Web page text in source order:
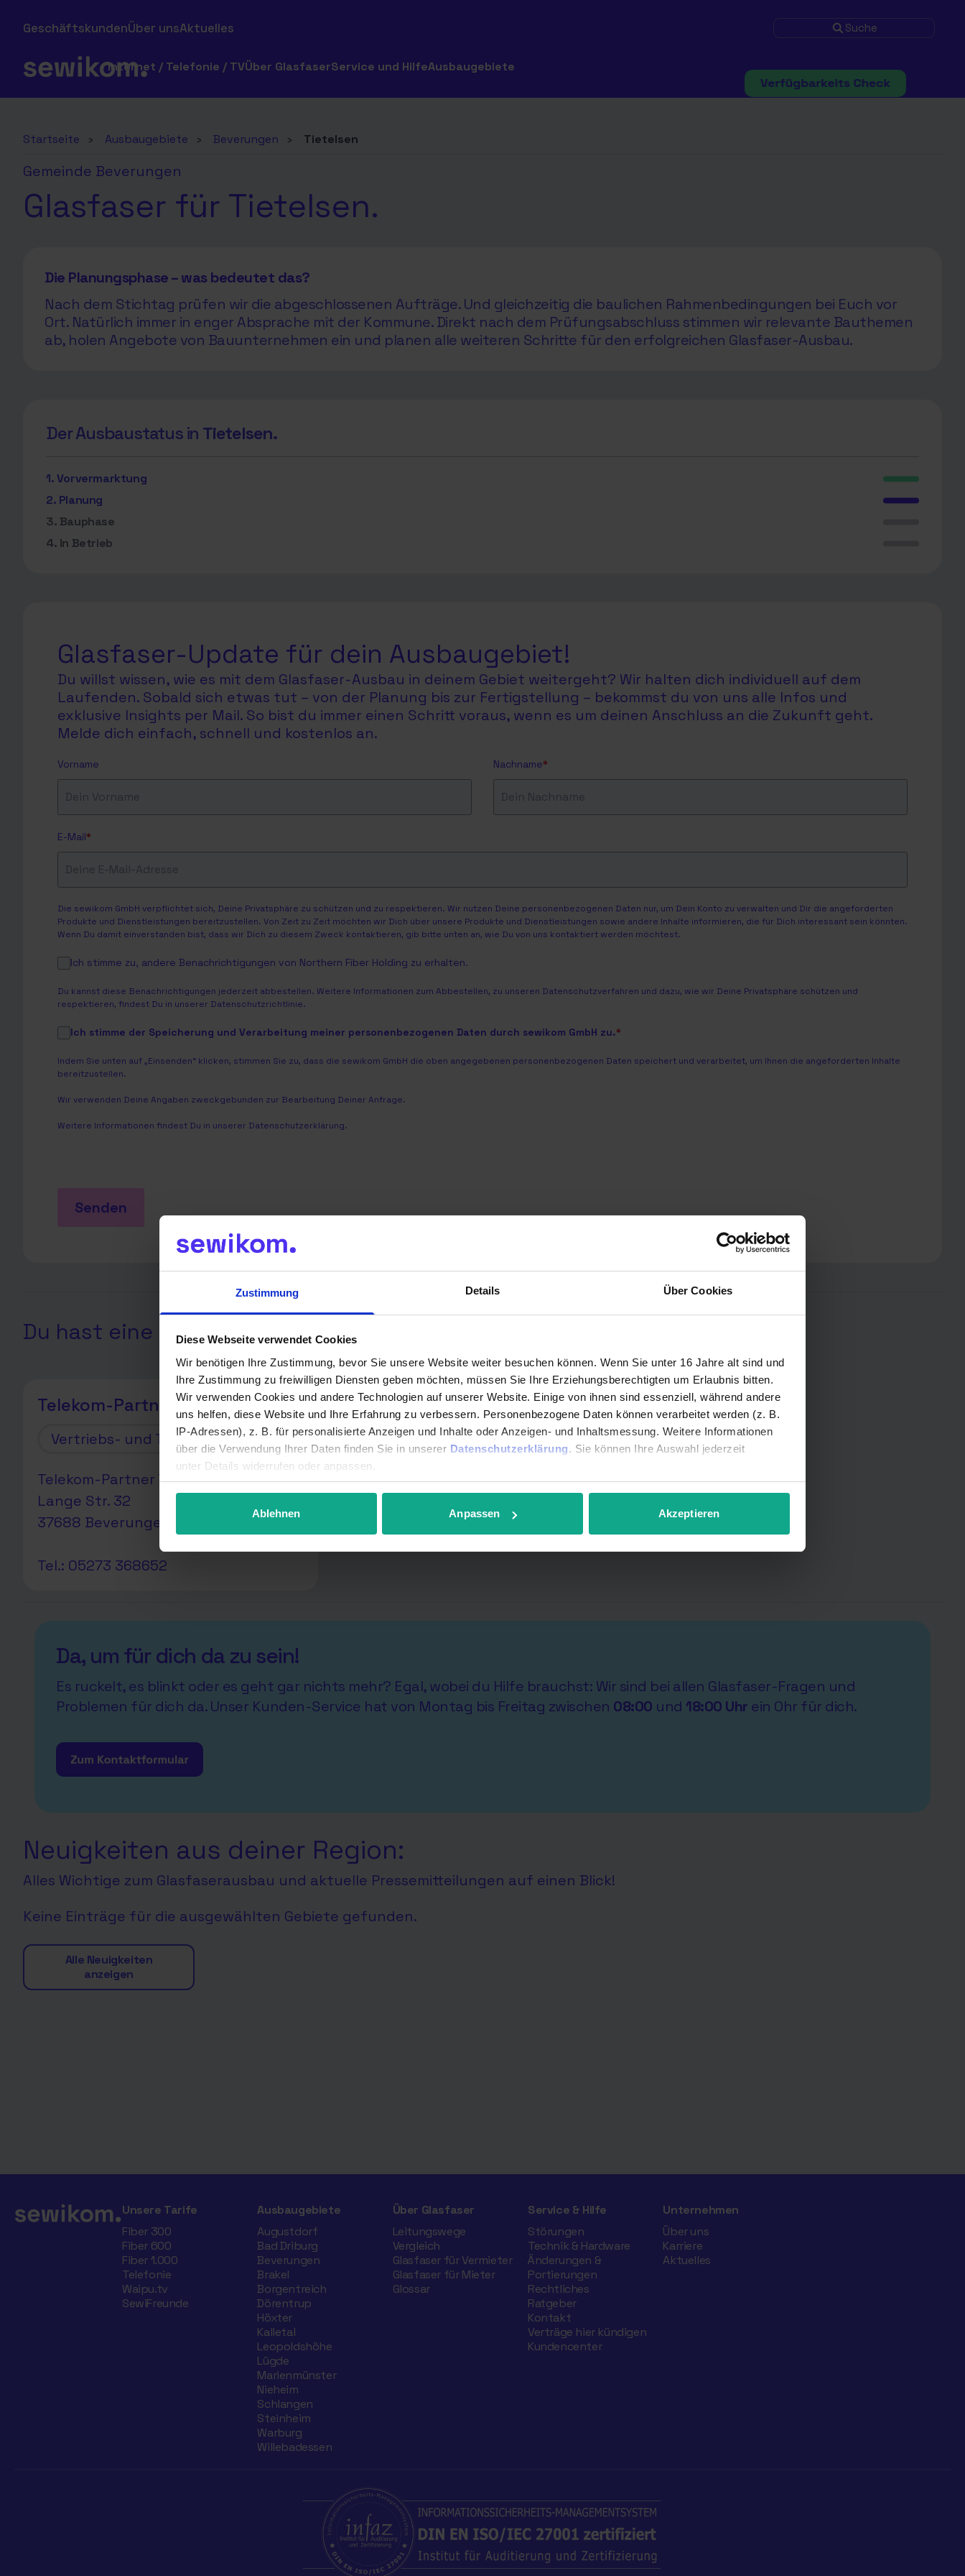
Zustimmung Details Über Cookies
Diese Webseite verwendet Cookies
Wir benötigen Ihre Zustimmung, bevor Sie unsere Website weiter besuchen können. Wenn Sie unter 16 Jahre alt sind und
Ihre Zustimmung zu freiwilligen Diensten geben möchten, müssen Sie Ihre Erziehungsberechtigten um Erlaubnis bitten.
Wir verwenden Cookies und andere Technologien auf unserer Website. Einige von ihnen sind essenziell, während andere
uns helfen, diese Website und Ihre Erfahrung zu verbessern. Personenbezogene Daten können verarbeitet werden (z. B.
IP-Adressen), z. B. für personalisierte Anzeigen und Inhalte oder Anzeigen- und Inhaltsmessung. Weitere Informationen
über die Verwendung Ihrer Daten finden Sie in unserer Datenschutzerklärung. Sie können Ihre Auswahl jederzeit
unter Details widerrufen oder anpassen.
Ablehnen Anpassen Akzeptieren
GeschäftskundenÜber unsAktuelles Suche
Internet / Telefonie / TVÜber GlasfaserService und HilfeAusbaugebiete
Startseite › Ausbaugebiete › Beverungen › Tietelsen
Gemeinde Beverungen
Glasfaser für Tietelsen.
Die Planungsphase – was bedeutet das?
Nach dem Stichtag prüfen wir die abgeschlossenen Aufträge. Und gleichzeitig die baulichen Rahmenbedingungen bei Euch vor
Ort. Natürlich immer in enger Absprache mit der Kommune. Direkt nach dem Prüfungsabschluss stimmen wir relevante Bauthemen
ab, holen Angebote von Bauunternehmen ein und planen alle weiteren Schritte für den erfolgreichen Glasfaser-Ausbau.
Der Ausbaustatus in Tietelsen.
1. Vorvermarktung
2. Planung
3. Bauphase
4. In Betrieb
Glasfaser-Update für dein Ausbaugebiet!
Du willst wissen, wie es mit dem Glasfaser-Ausbau in deinem Gebiet weitergeht? Wir halten dich individuell auf dem
Laufenden. Sobald sich etwas tut – von der Planung bis zur Fertigstellung – bekommst du von uns alle Infos und
exklusive Insights per Mail. So bist du immer einen Schritt voraus, wenn es um deinen Anschluss an die Zukunft geht.
Melde dich einfach, schnell und kostenlos an.
Vorname Nachname*
E-Mail*
Die sewikom GmbH verpflichtet sich, Deine Privatsphäre zu schützen und zu respektieren. Wir nutzen Deine personenbezogenen Daten nur, um Dein Konto zu verwalten und Dir die angeforderten
Produkte und Dienstleistungen bereitzustellen. Von Zeit zu Zeit möchten wir Dich über unsere Produkte und Dienstleistungen sowie andere Inhalte informieren, die für Dich interessant sein könnten.
Wenn Du damit einverstanden bist, dass wir Dich zu diesem Zweck kontaktieren, gib bitte unten an, wie Du von uns kontaktiert werden möchtest.
Ich stimme zu, andere Benachrichtigungen von Northern Fiber Holding zu erhalten.
Du kannst diese Benachrichtigungen jederzeit abbestellen. Weitere Informationen zum Abbestellen, zu unseren Datenschutzverfahren und dazu, wie wir Deine Privatsphäre schützen und
respektieren, findest Du in unserer Datenschutzrichtlinie.
Ich stimme der Speicherung und Verarbeitung meiner personenbezogenen Daten durch sewikom GmbH zu.*
Indem Sie unten auf „Einsenden“ klicken, stimmen Sie zu, dass die sewikom GmbH die oben angegebenen personenbezogenen Daten speichert und verarbeitet, um Ihnen die angeforderten Inhalte
bereitzustellen.
Wir verwenden Deine Angaben zweckgebunden zur Bearbeitung Deiner Anfrage.
Weitere Informationen findest Du in unserer Datenschutzerklärung.
Senden
Du hast eine Frage? Hier sind unsere Ansprechpartner in deiner Region:
Telekom-Partner Telebaumann
Vertriebs- und Technikpartner
Telekom-Partner Telebaumann
Lange Str. 32
37688 Beverungen
Tel.: 05273 368652
Da, um für dich da zu sein!
Es ruckelt, es blinkt oder es geht gar nichts mehr? Egal, wobei du Hilfe brauchst: Wir sind bei allen Glasfaser-Fragen und
Problemen für dich da. Unser Kunden-Service hat von Montag bis Freitag zwischen 08:00 und 18:00 Uhr ein Ohr für dich.
Neuigkeiten aus deiner Region:
Alles Wichtige zum Glasfaserausbau und aktuelle Pressemitteilungen auf einen Blick!
Keine Einträge für die ausgewählten Gebiete gefunden.
Alle Neuigkeiten
anzeigen
Unsere Tarife
Fiber 300
Fiber 600
Fiber 1.000
Telefonie
Waipu.tv
SewiFreunde
Ausbaugebiete
Augustdorf
Bad Driburg
Beverungen
Brakel
Borgentreich
Dörentrup
Höxter
Kalletal
Leopoldshöhe
Lügde
Marienmünster
Nieheim
Schlangen
Steinheim
Warburg
Willebadessen
Über Glasfaser
Leitungswege
Vergleich
Glasfaser für Vermieter
Glasfaser für Mieter
Glossar
Service & Hilfe
Störungen
Technik & Hardware
Änderungen &
Portierungen
Rechtliches
Ratgeber
Kontakt
Verträge hier kündigen
Kundencenter
Unternehmen
Über uns
Karriere
Aktuelles